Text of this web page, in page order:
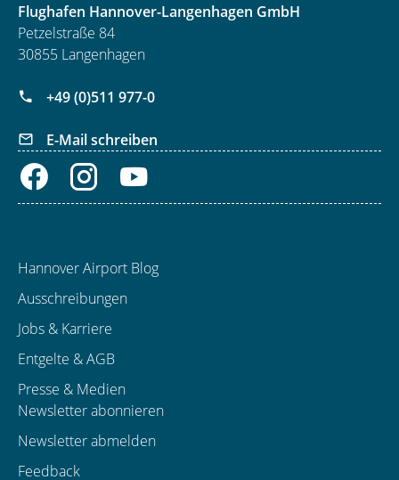
Flughafen Hannover-Langenhagen GmbH
Petzelstraße 84
30855 Langenhagen
+49 (0)511 977-0
E-Mail schreiben
Hannover Airport Blog
Ausschreibungen
Jobs & Karriere
Entgelte & AGB
Presse & Medien
Newsletter abonnieren
Newsletter abmelden
Feedback